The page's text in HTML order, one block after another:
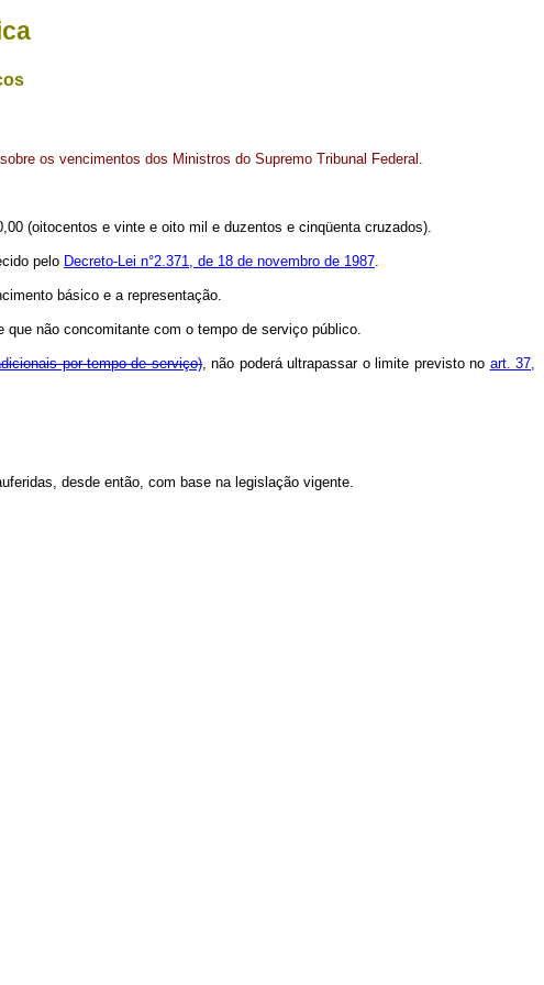
os vencimentos dos Ministros do Supremo Tribunal Federal.
(oitocentos e vinte e oito mil e duzentos e cinqüenta cruzados).
pelo Decreto-Lei n°2.371, de 18 de novembro de 1987.
básico e a representação.
não concomitante com o tempo de serviço público.
por tempo de serviço), não poderá ultrapassar o limite previsto no art. 37,
desde então, com base na legislação vigente.